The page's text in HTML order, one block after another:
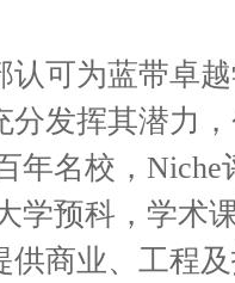
可为蓝带卓
发挥其潜力
年名校，Niche
学预科，学术
商业、工程